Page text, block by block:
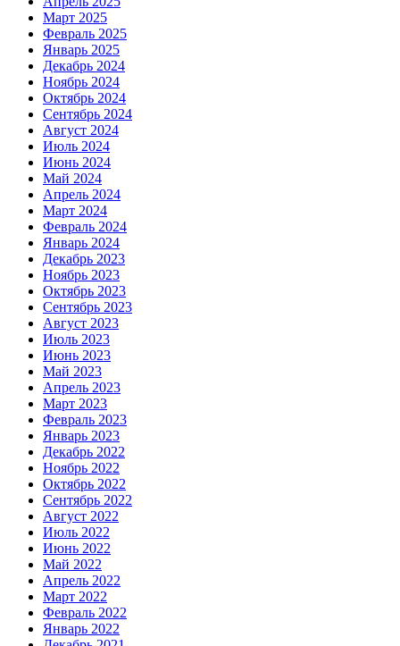
Март 2025
Февраль 2025
Январь 2025
Декабрь 2024
Ноябрь 2024
Октябрь 2024
Сентябрь 2024
Август 2024
Июль 2024
Июнь 2024
Май 2024
Апрель 2024
Март 2024
Февраль 2024
Январь 2024
Декабрь 2023
Ноябрь 2023
Октябрь 2023
Сентябрь 2023
Август 2023
Июль 2023
Июнь 2023
Май 2023
Апрель 2023
Март 2023
Февраль 2023
Январь 2023
Декабрь 2022
Ноябрь 2022
Октябрь 2022
Сентябрь 2022
Август 2022
Июль 2022
Июнь 2022
Май 2022
Апрель 2022
Март 2022
Февраль 2022
Январь 2022